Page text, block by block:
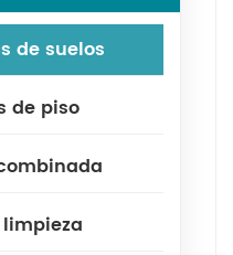
de suelos
de piso
limpieza